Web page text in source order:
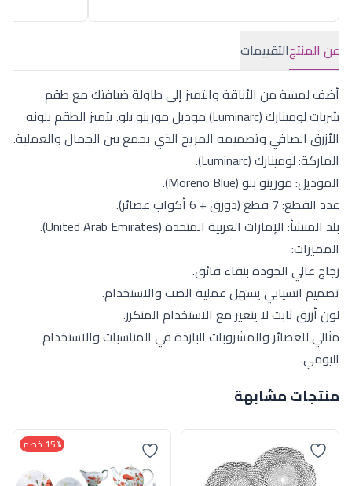
عن المنتجالتقييمات
أضف لمسة من الأناقة والتميز إلى طاولة ضيافتك مع طقم
شربات لومينارك (Luminarc) موديل مورينو بلو. يتميز الطقم بلونه
الأزرق الصافي وتصميمه المريح الذي يجمع بين الجمال والعملية.
الماركة: لومينارك (Luminarc).
الموديل: مورينو بلو (Moreno Blue).
عدد القطع: 7 قطع (دورق + 6 أكواب عصائر).
بلد المنشأ: الإمارات العربية المتحدة (United Arab Emirates).
المميزات:
زجاج عالي الجودة بنقاء فائق.
تصميم انسيابي يسهل عملية الصب والاستخدام.
لون أزرق ثابت لا يتغير مع الاستخدام المتكرر.
مثالي للعصائر والمشروبات الباردة في المناسبات والاستخدام
اليومي.
منتجات مشابهة
15% خصم